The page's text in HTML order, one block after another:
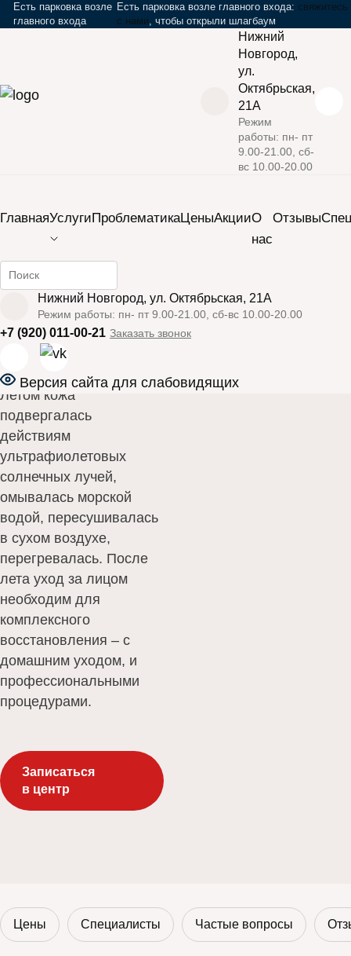
Есть парковка возле
главного входа
Есть парковка возле главного входа: свяжитесь
с нами, чтобы открыли шлагбаум
Нижний
Новгород,
ул.
Октябрьская,
21А
Режим
работы: пн- пт
9.00-21.00, сб-
вс 10.00-20.00
ГлавнаяУслугиПроблематикаЦеныАкцииО
нас
Отзывы
Нижний Новгород, ул. Октябрьская, 21А
Режим работы: пн- пт 9.00-21.00, сб-вс 10.00-20.00
+7 (920) 011-00-21 Заказать звонок
Версия сайта для слабовидящих
Уход за кожей после лета
Уход за
кожей после
лета
Летом кожа
подвергалась
действиям
ультрафиолетовых
солнечных лучей,
омывалась морской
водой, пересушивалась
в сухом воздухе,
перегревалась. После
лета уход за лицом
необходим для
комплексного
восстановления – с
домашним уходом, и
профессиональными
процедурами.
Записаться
в центр
Цены Специалисты Частые вопросы